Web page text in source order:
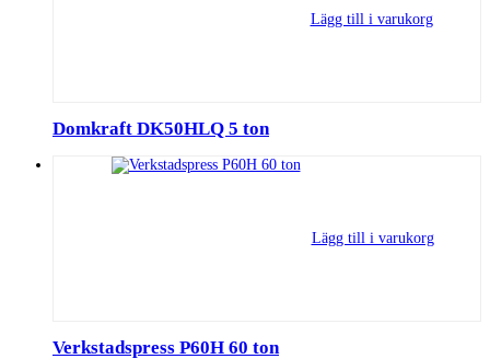
Lägg till i varukorg
Domkraft DK50HLQ 5 ton
Lägg till i varukorg
Verkstadspress P60H 60 ton